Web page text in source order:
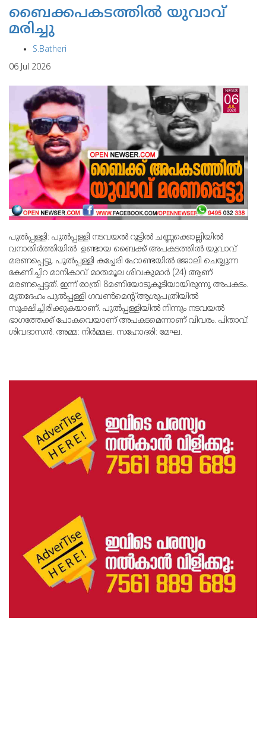
ബൈക്കപകടത്തില്‍ യുവാവ്
മരിച്ചു
S.Batheri
06 Jul 2026
പുല്‍പ്പള്ളി: പുല്‍പ്പള്ളി നടവയല്‍ റൂട്ടില്‍ ചണ്ണക്കൊല്ലിയില്‍
വനാതിര്‍ത്തിയില്‍ ഉണ്ടായ ബൈക്ക് അപകടത്തില്‍ യുവാവ്
മരണപ്പെട്ടു. പുല്‍പ്പള്ളി കച്ചേരി ഹോണ്ടയില്‍ ജോലി ചെയ്യുന്ന
കേണിച്ചിറ മാനികാവ് മാതമൂല ശിവകുമാര്‍ (24) ആണ്
മരണപ്പെട്ടത്. ഇന്ന് രാത്രി 8മണിയോടുകൂടിയായിരുന്നു അപകടം.
മൃതദേഹം പുല്‍പ്പള്ളി ഗവണ്‍മെന്റ് ആശുപത്രിയില്‍
സൂക്ഷിച്ചിരിക്കുകയാണ്. പുല്‍പ്പള്ളിയില്‍ നിന്നും നടവയല്‍
ഭാഗത്തേക്ക് പോകവെയാണ് അപകടമെന്നാണ് വിവരം. പിതാവ്:
ശിവദാസന്‍. അമ്മ: നിര്‍മ്മല. സഹോദരി: മേഘ.